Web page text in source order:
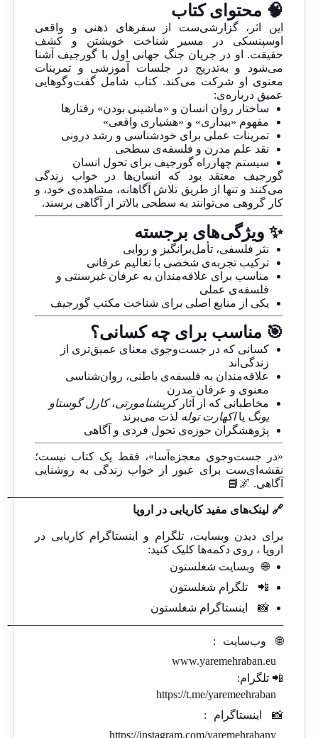
🧠 محتوای کتاب
این اثر، گزارشی‌ست از سفرهای ذهنی و واقعی
اوسپنسکی در مسیر شناخت خویشتن و کشف
حقیقت. او در جریان جنگ جهانی اول با گورجیف آشنا
می‌شود و به‌تدریج در جلسات آموزشی و تمرینات
معنوی او شرکت می‌کند. کتاب شامل گفت‌وگوهایی
عمیق درباره‌ی:
ساختار روان انسان و «ماشینی بودن» رفتارها
مفهوم «بیداری» و «هشیاری واقعی»
تمرینات عملی برای خودشناسی و رشد درونی
نقد علم مدرن و فلسفه‌ی سطحی
سیستم چهارراه گورجیف برای تحول انسان
گورجیف معتقد بود که انسان‌ها در خواب زندگی
می‌کنند و تنها از طریق تلاش آگاهانه، مشاهده‌ی خود، و
کار گروهی می‌توانند به سطحی بالاتر از آگاهی برسند.
✨ ویژگی‌های برجسته
نثر فلسفی، تأمل‌برانگیز و روایی
ترکیب تجربه‌ی شخصی با تعالیم عرفانی
مناسب برای علاقه‌مندان به عرفان غیرسنتی و
فلسفه‌ی عملی
یکی از منابع اصلی برای شناخت مکتب گورجیف
🎯 مناسب برای چه کسانی؟
کسانی که در جست‌وجوی معنای عمیق‌تری از
زندگی‌اند
علاقه‌مندان به فلسفه‌ی باطنی، روان‌شناسی
معنوی و عرفان مدرن
مخاطبانی که از آثارکریشنامورتی،کارل گوستاو
یونگ یااکهارت توله لذت می‌برند
پژوهشگران حوزه‌ی تحول فردی و آگاهی
«در جست‌وجوی معجزه‌آسا»، فقط یک کتاب نیست؛
نقشه‌ای‌ست برای عبور از خواب زندگی به روشنایی
آگاهی. 🌌📘
————————————————————————-
🔗 لینک‌های مفید کاریابی در اروپا
برای دیدن وبسایت، تلگرام و اینستاگرام کاریابی در
اروپا ، روی دکمه‌ها کلیک کنید:
🌐
وبسایت شغلستون
📲
تلگرام شغلستون
📸
اینستاگرام شغلستون
————————————————————————-
🌐
وب‌سایت
:
www.yaremehraban.eu
📲 تلگرام:
https://t.me/yaremeehraban
📸
اینستاگرام
:
https://instagram.com/yaremehrabany